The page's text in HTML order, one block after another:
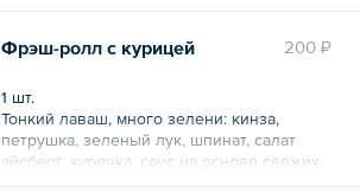
200 ₽
Фрэш-ролл с курицей
1 шт.
Тонкий лаваш, много зелени: кинза,
петрушка, зеленый лук, шпинат, салат
айсберг, курочка, соус на основе свежих
томатов.